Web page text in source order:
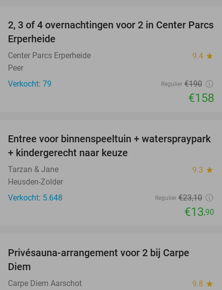
17%
2, 3 of 4 overnachtingen voor 2 in Center Parcs
Erperheide
Center Parcs Erperheide 9.4 star
Peer
Verkocht: 79
Regulier €190
€158
40%
Entree voor binnenspeeltuin + waterspraypark
+ kindergerecht naar keuze
Tarzan & Jane 9.3 star
Heusden-Zolder
Verkocht: 5.648
Regulier €23,10
€13,90
Privésauna-arrangement voor 2 bij Carpe
Diem
Carpe Diem Aarschot 9.8 star